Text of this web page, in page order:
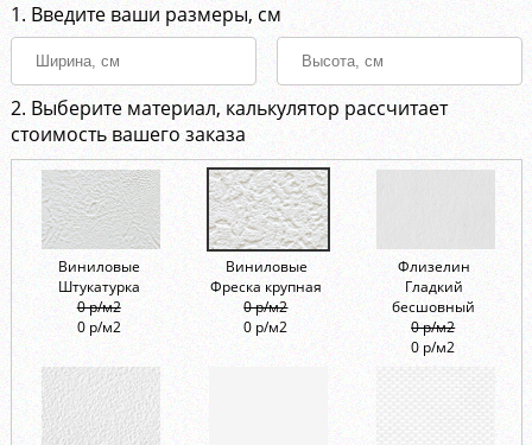
1. Введите ваши размеры, см
2. Выберите материал, калькулятор рассчитает
стоимость вашего заказа
Виниловые
Штукатурка
0 р/м2
0 р/м2
Виниловые
Фреска крупная
0 р/м2
0 р/м2
Флизелин
Гладкий
бесшовный
0 р/м2
0 р/м2